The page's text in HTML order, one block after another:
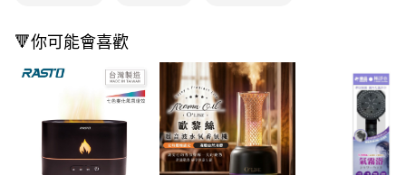
※ 請注意：結帳手續完成當下不需立刻繳費，但若您需要取消訂單，請聯絡
後付繳納相關費用。
※ 交易是否成功請以「AFTEE先享後付 」之結帳頁面顯示為準，若有關於
是否繳費成功／繳費後需取消欲退款等相關疑問，請聯繫「AFTEE先享後付
客戶支援中心」https://netprotections.freshdesk.com/support/home
【注意事項】
１．透過由恩沛科技股份有限公司提供之「AFTEE先享後付」服務完成之交
🔻你可能會喜歡